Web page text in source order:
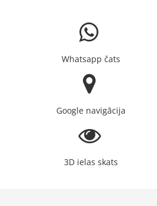
Whatsapp čats
Google navigācija
3D ielas skats